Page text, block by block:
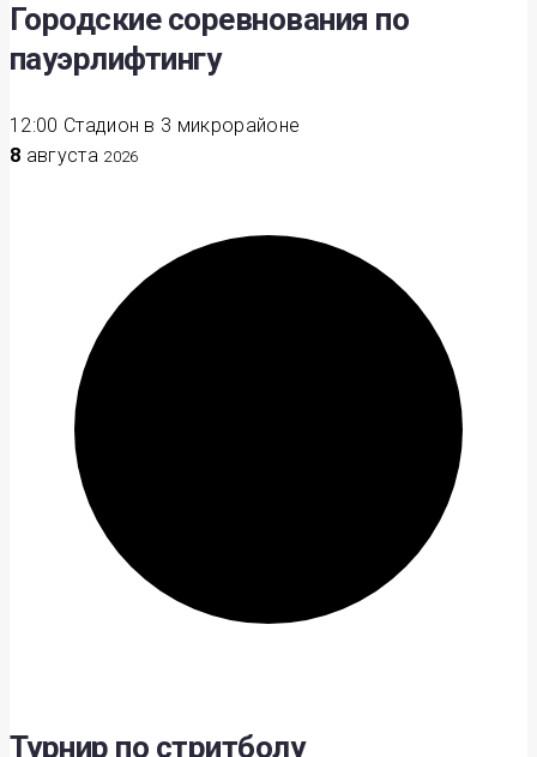
Городские соревнования по
пауэрлифтингу
12:00 Стадион в 3 микрорайоне
8 августа 2026
Турнир по стритболу